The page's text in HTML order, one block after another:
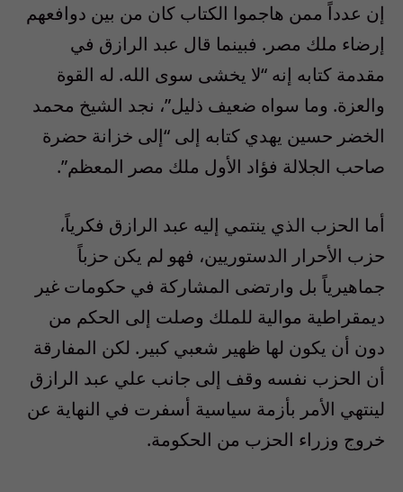
إن عدداً ممن هاجموا الكتاب كان من بين دوافعهم
إرضاء ملك مصر. فبينما قال عبد الرازق في
مقدمة كتابه إنه “لا يخشى سوى الله. له القوة
والعزة. وما سواه ضعيف ذليل”، نجد الشيخ محمد
الخضر حسين يهدي كتابه إلى “إلى خزانة حضرة
صاحب الجلالة فؤاد الأول ملك مصر المعظم”.
أما الحزب الذي ينتمي إليه عبد الرازق فكرياً،
حزب الأحرار الدستوريين، فهو لم يكن حزباً
جماهيرياً بل وارتضى المشاركة في حكومات غير
ديمقراطية موالية للملك وصلت إلى الحكم من
دون أن يكون لها ظهير شعبي كبير. لكن المفارقة
أن الحزب نفسه وقف إلى جانب علي عبد الرازق
لينتهي الأمر بأزمة سياسية أسفرت في النهاية عن
خروج وزراء الحزب من الحكومة.